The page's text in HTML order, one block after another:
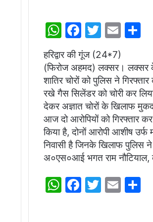
W
at
s
A
p
p
F
a
c
e
b
o
o
k
T
w
itt
er
E
ai
l
e
हरिद्वार की गूंज (24*7)
(फिरोज अहमद) लक्सर। लक्सर के
शातिर चोरों को पुलिस ने
रखे गैस सिलेंडर को चोरी कर
देकर अज्ञात चोरों के खिलाफ
आज दो आरोपियों को गिरफ्तार
किया है, दोनों आरोपी आशीष उर्फ
निवासी है जिनके खिलाफ पुलिस
अ०एस०आई भगत राम
W F
T
E